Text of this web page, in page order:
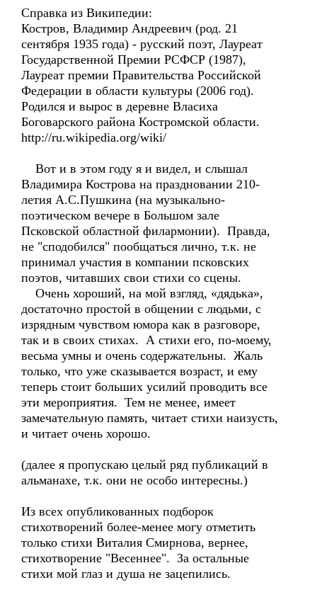
Справка из Википедии:
Костров, Владимир Андреевич (род. 21
сентября 1935 года) - русский поэт, Лауреат
Государственной Премии РСФСР (1987),
Лауреат премии Правительства Российской
Федерации в области культуры (2006 год).
Родился и вырос в деревне Власиха
Боговарского района Костромской области.
http://ru.wikipedia.org/wiki/
Вот и в этом году я и видел, и слышал
Владимира Кострова на праздновании 210-
летия А.С.Пушкина (на музыкально-
поэтическом вечере в Большом зале
Псковской областной филармонии). Правда,
не "сподобился" пообщаться лично, т.к. не
принимал участия в компании псковских
поэтов, читавших свои стихи со сцены.
Очень хороший, на мой взгляд, «дядька»,
достаточно простой в общении с людьми, с
изрядным чувством юмора как в разговоре,
так и в своих стихах. А стихи его, по-моему,
весьма умны и очень содержательны. Жаль
только, что уже сказывается возраст, и ему
теперь стоит больших усилий проводить все
эти мероприятия. Тем не менее, имеет
замечательную память, читает стихи наизусть,
и читает очень хорошо.
(далее я пропускаю целый ряд публикаций в
альманахе, т.к. они не особо интересны.)
Из всех опубликованных подборок
стихотворений более-менее могу отметить
только стихи Виталия Смирнова, вернее,
стихотворение "Весеннее". За остальные
стихи мой глаз и душа не зацепились.